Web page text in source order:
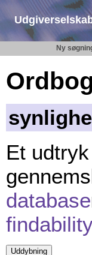
Ny
Et
database